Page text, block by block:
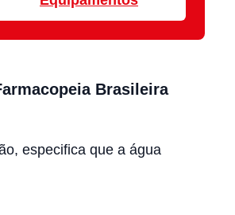
Brasileira
especifica que a água